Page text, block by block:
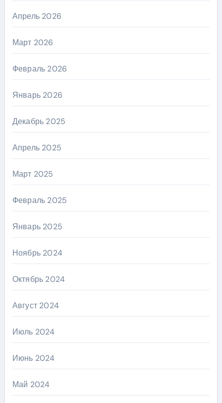
Апрель 2026
Март 2026
Февраль 2026
Январь 2026
Декабрь 2025
Апрель 2025
Март 2025
Февраль 2025
Январь 2025
Ноябрь 2024
Октябрь 2024
Август 2024
Июль 2024
Июнь 2024
Май 2024